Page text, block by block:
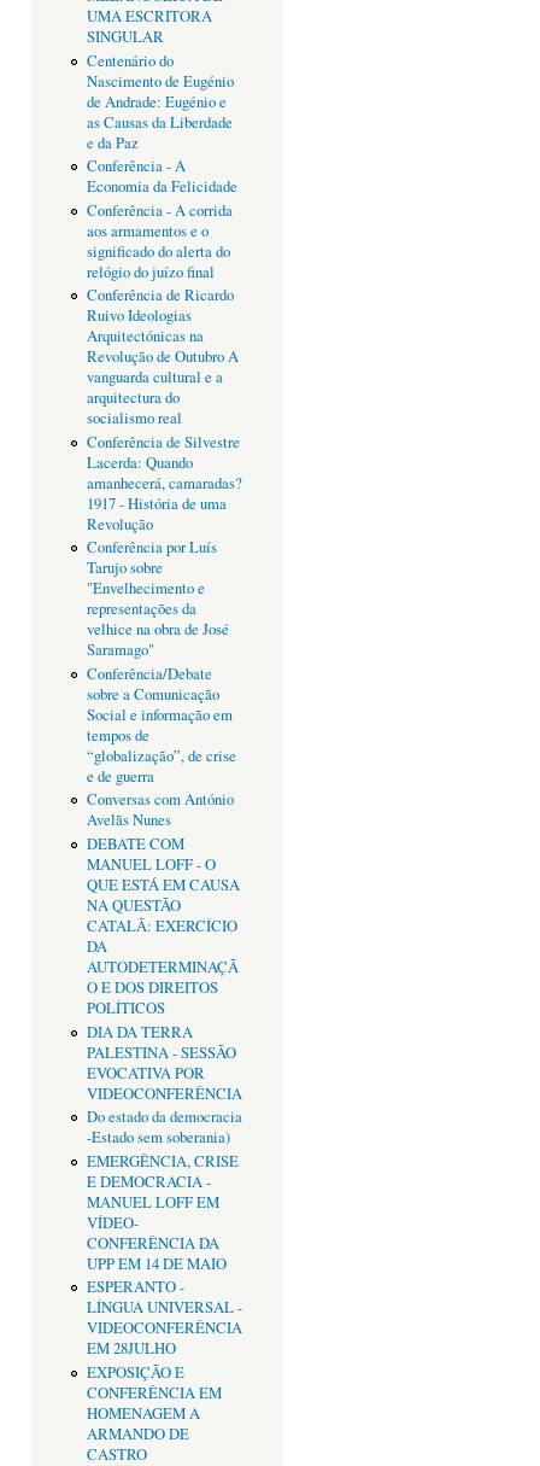
UMA ESCRITORA
SINGULAR
Centenário do
Nascimento de Eugénio
de Andrade: Eugénio e
as Causas da Liberdade
e da Paz
Conferência - A
Economia da Felicidade
Conferência - A corrida
aos armamentos e o
significado do alerta do
relógio do juízo final
Conferência de Ricardo
Ruivo Ideologias
Arquitectónicas na
Revolução de Outubro A
vanguarda cultural e a
arquitectura do
socialismo real
Conferência de Silvestre
Lacerda: Quando
amanhecerá, camaradas?
1917 - História de uma
Revolução
Conferência por Luís
Tarujo sobre
"Envelhecimento e
representações da
velhice na obra de José
Saramago"
Conferência/Debate
sobre a Comunicação
Social e informação em
tempos de
“globalização”, de crise
e de guerra
Conversas com António
Avelãs Nunes
DEBATE COM
MANUEL LOFF - O
QUE ESTÁ EM CAUSA
NA QUESTÃO
CATALÃ: EXERCÍCIO
DA
AUTODETERMINAÇÃ
O E DOS DIREITOS
POLÍTICOS
DIA DA TERRA
PALESTINA - SESSÃO
EVOCATIVA POR
VIDEOCONFERÊNCIA
Do estado da democracia
-Estado sem soberania)
EMERGÊNCIA, CRISE
E DEMOCRACIA -
MANUEL LOFF EM
VÍDEO-
CONFERÊNCIA DA
UPP EM 14 DE MAIO
ESPERANTO -
LÍNGUA UNIVERSAL -
VIDEOCONFERÊNCIA
EM 28JULHO
EXPOSIÇÃO E
CONFERÊNCIA EM
HOMENAGEM A
ARMANDO DE
CASTRO